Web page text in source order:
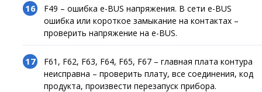
F49 – ошибка e-BUS напряжения. В сети e-BUS
ошибка или короткое замыкание на контактах –
проверить напряжение на e-BUS.
F61, F62, F63, F64, F65, F67 – главная плата контура
неисправна – проверить плату, все соединения, код
продукта, произвести перезапуск прибора.